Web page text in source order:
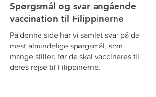
Spørgsmål og svar angående
vaccination til Filippinerne
På denne side har vi samlet svar på de
mest almindelige spørgsmål, som
mange stiller, før de skal vaccineres til
deres rejse til Filippinerne.